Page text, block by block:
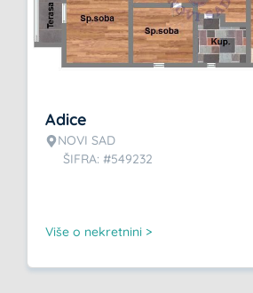
Adice
NOVI SAD
ŠIFRA: #549232
Više o nekretnini >